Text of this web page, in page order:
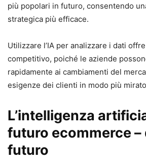
più popolari in futuro, consentendo
strategica più efficace.
Utilizzare l’IA per analizzare i dati
competitivo, poiché le aziende
rapidamente ai cambiamenti del
esigenze dei clienti in modo più
L’intelligenza
futuro ecommerce –
futuro